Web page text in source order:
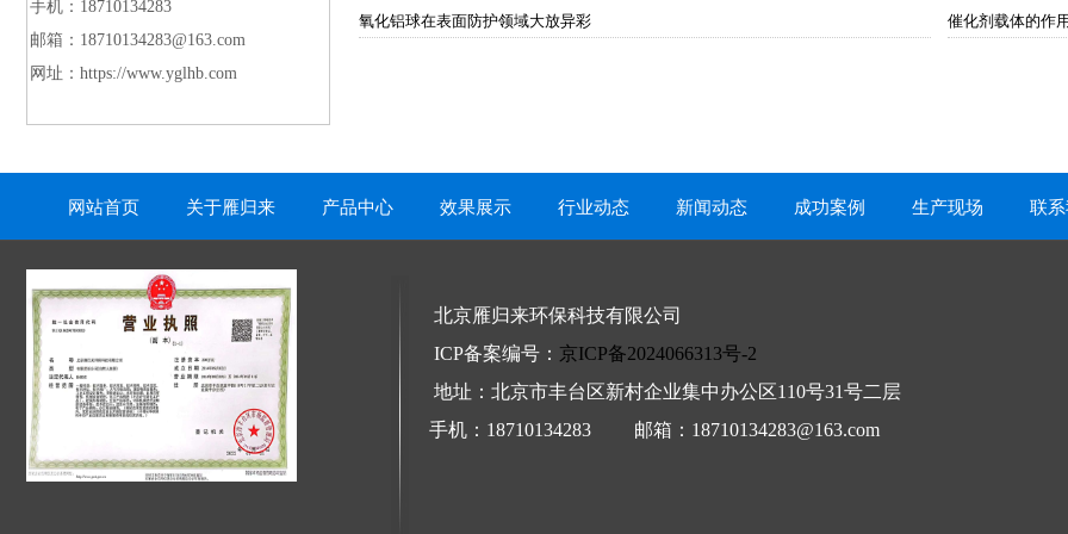
手机：18710134283
邮箱： 18710134283@163.com
网址：https://www.yglhb.com
氧化铝球在表面防护领域大放异彩 催化剂载体的作
网站首页 关于雁归来 产品中心 效果展示 行业动态 新闻动态 成功案例 生产现场 联
北京雁归来环保科技有限公司
ICP备案编号： 京ICP备2024066313号-2
地址：北京市丰台区新村企业集中办公区110号31号二层
手机：18710134283 邮箱： 18710134283@163.com